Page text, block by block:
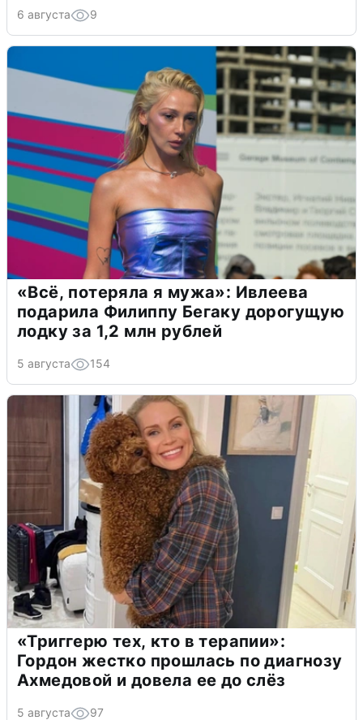
6 августа 9
«Всё, потеряла я мужа»: Ивлеева
подарила Филиппу Бегаку дорогущую
лодку за 1,2 млн рублей
5 августа 154
«Триггерю тех, кто в терапии»:
Гордон жестко прошлась по диагнозу
Ахмедовой и довела ее до слёз
5 августа 97